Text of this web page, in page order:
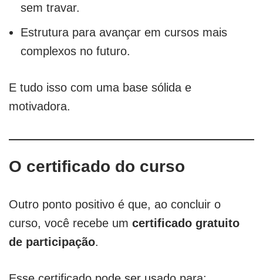
sem travar.
Estrutura para avançar em cursos mais
complexos no futuro.
E tudo isso com uma base sólida e
motivadora.
O certificado do curso
Outro ponto positivo é que, ao concluir o
curso, você recebe um certificado gratuito
de participação.